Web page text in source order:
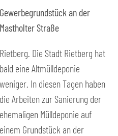
Gewerbegrundstück an der
Mastholter Straße
Rietberg. Die Stadt Rietberg hat
bald eine Altmülldeponie
weniger. In diesen Tagen haben
die Arbeiten zur Sanierung der
ehemaligen Mülldeponie auf
einem Grundstück an der